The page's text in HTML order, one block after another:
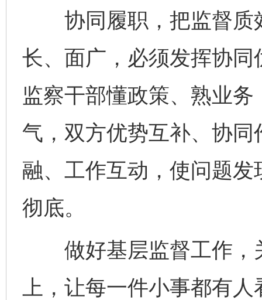
协同履职，把监督质
长、面广，必须发挥协
监察干部懂政策、熟业
气，双方优势互补、协
融、工作互动，使问题
彻底。
做好基层监督工作，
上，让每一件小事都有